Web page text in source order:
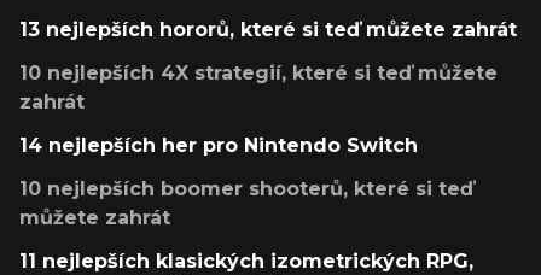
13 nejlepších hororů, které si teď můžete zahrát
10 nejlepších 4X strategií, které si teď můžete
zahrát
14 nejlepších her pro Nintendo Switch
10 nejlepších boomer shooterů, které si teď
můžete zahrát
11 nejlepších klasických izometrických RPG,